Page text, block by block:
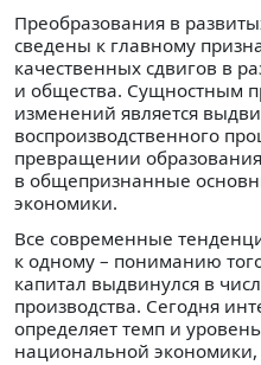
Преобразования в
сведены к главному
качественных сдвигов в
и общества. Сущностным
изменений является
воспроизводственного
превращении
в общепризнанные
экономики.
Все современные
к одному – пониманию
капитал выдвинулся в
производства. Сегодня
определяет темп и
национальной